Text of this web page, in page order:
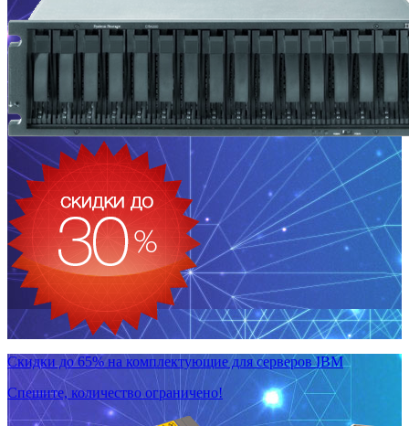
Скидки до 65% на комплектующие для серверов IBM
Спешите, количество ограничено!